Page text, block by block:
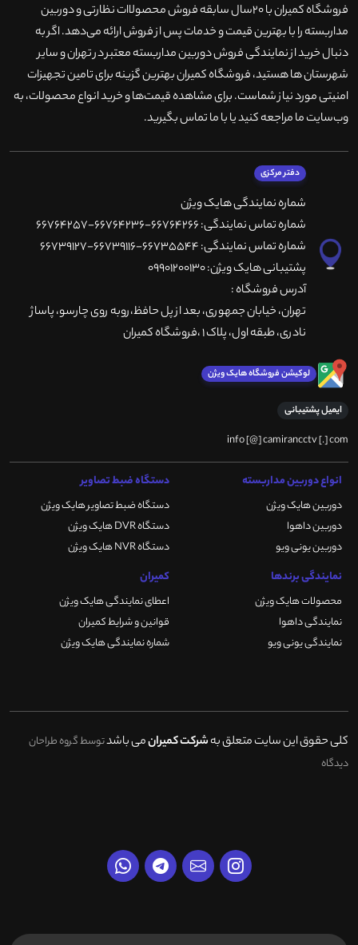
فروشگاه کمیران با ۲۰سال سابقه فروش محصولاات نظارتی و دوربین
مداربسته را با بهترین قیمت و خدمات پس از فروش ارائه می‌دهد. اگر به
دنبال خرید از نمایندگی فروش دوربین مداربسته معتبر در تهران و سایر
شهرستان ها هستید، فروشگاه کمیران بهترین گزینه برای تامین تجهیزات
امنیتی مورد نیاز شماست. برای مشاهده قیمت‌ها و خرید انواع محصولات، به
وب‌سایت ما مراجعه کنید یا با ما تماس بگیرید.
دفتر مرکزی
شماره نمایندگی هایک ویژن
شماره تماس نمایندگی: 66764266-66764236-66764257
شماره تماس نمایندگی: 66735544-66739116-66739127
پشتیبانی هایک ویژن: 09901200130
آدرس فروشگاه :
تهران، خيابان جمهوری، بعد از پل حافظ،روبه روی چارسو، پاساژ
نادری، طبقه اول، پلاک 1 ،فروشگاه کمیران
لوکیشن فروشگاه هایک ویژن
ایمیل پشتیبانی
info [@] camirancctv [.] com
انواع دوربین مداربسته
دوربین هایک ویژن
دوربین داهوا
دوربین یونی ویو
دستگاه ضبط تصاویر
دستگاه ضبط تصاویر هایک ویژن
دستگاه DVR هایک ویژن
دستگاه NVR هایک ویژن
نمایندگی برندها
محصولات هایک ویژن
نمایندگی داهوا
نمایندگی یونی ویو
کمیران
اعطای نمایندگی هایک ویژن
قوانین و شرایط کمیران
شماره نمایندگی هایک ویژن
کلی حقوق این سایت متعلق بهشرکت کمیرانمی باشدتوسط گروه طراحان
دیدگاه